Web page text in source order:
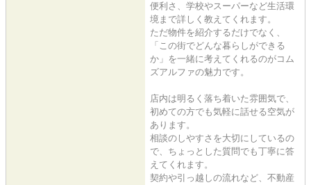
便利さ、学校やスーパーなど生活環
境まで詳しく教えてくれます。
ただ物件を紹介するだけでなく、
「この街でどんな暮らしができる
か」を一緒に考えてくれるのがコム
ズアルファの魅力です。
店内は明るく落ち着いた雰囲気で、
初めての方でも気軽に話せる空気が
あります。
相談のしやすさを大切にしているの
で、ちょっとした質問でも丁寧に答
えてくれます。
契約や引っ越しの流れなど、不動産